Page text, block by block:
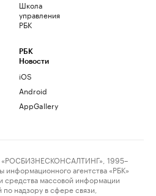
Школа
управления
РБК
РБК
Новости
iOS
Android
AppGallery
1995–
агентства «РБК»
средства массовой информации
надзору в сфере связи,